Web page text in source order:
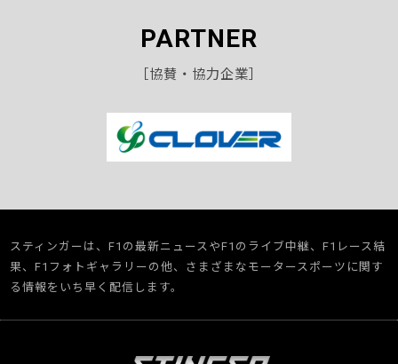
PARTNER
［協賛・協力企業］
スティンガーは、F1の最新ニュースやF1のライブ中継、F1レース結
果、F1フォトギャラリーの他、さまざまなモータースポーツに関す
る情報をいち早く配信します。